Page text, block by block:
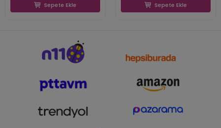
Sepete Ekle Sepete Ekle